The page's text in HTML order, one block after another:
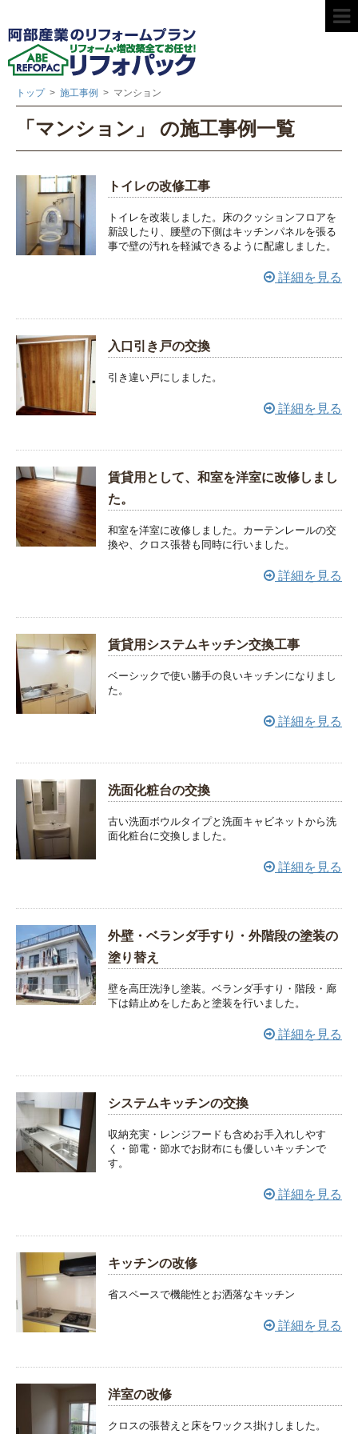
トップ> 施工事例 > マンション
「マンション」 の施工事例一覧
トイレの改修工事
トイレを改装しました。床のクッションフロアを
新設したり、腰壁の下側はキッチンパネルを張る
事で壁の汚れを軽減できるように配慮しました。
詳細を見る
入口引き戸の交換
引き違い戸にしました。
詳細を見る
賃貸用として、和室を洋室に改修しまし
た。
和室を洋室に改修しました。カーテンレールの交
換や、クロス張替も同時に行いました。
詳細を見る
賃貸用システムキッチン交換工事
ベーシックで使い勝手の良いキッチンになりまし
た。
詳細を見る
洗面化粧台の交換
古い洗面ボウルタイプと洗面キャビネットから洗
面化粧台に交換しました。
詳細を見る
外壁・ベランダ手すり・外階段の塗装の
塗り替え
壁を高圧洗浄し塗装。ベランダ手すり・階段・廊
下は錆止めをしたあと塗装を行いました。
詳細を見る
システムキッチンの交換
収納充実・レンジフードも含めお手入れしやす
く・節電・節水でお財布にも優しいキッチンで
す。
詳細を見る
キッチンの改修
省スペースで機能性とお洒落なキッチン
詳細を見る
洋室の改修
クロスの張替えと床をワックス掛けしました。